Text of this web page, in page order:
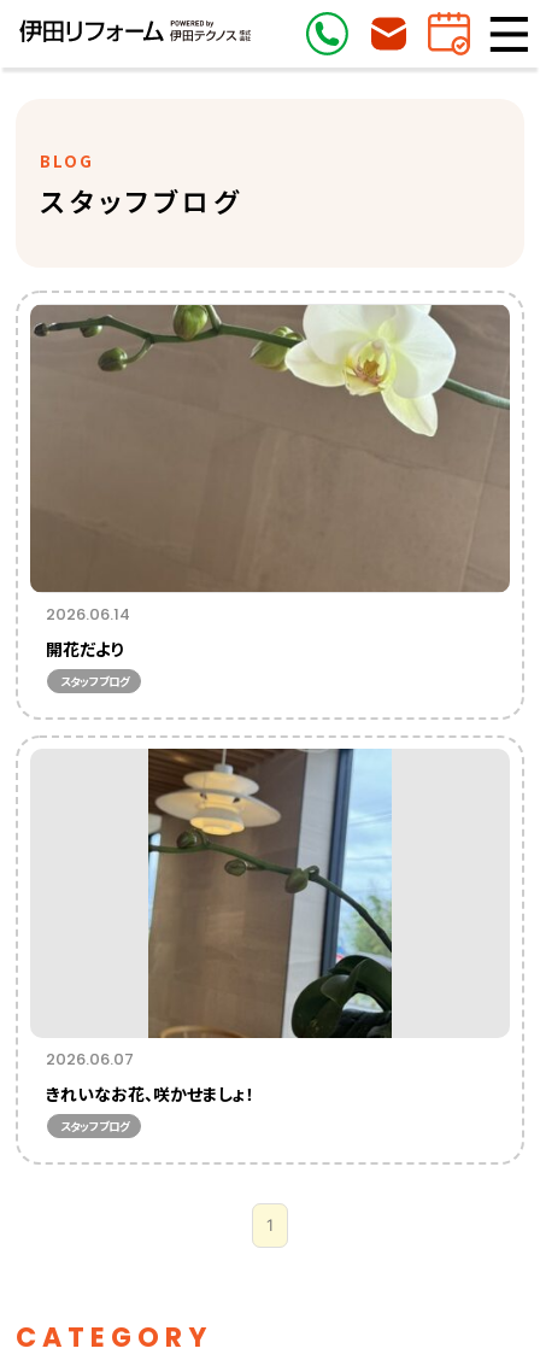
BLOG
スタッフブログ
2026.06.14
開花だより
スタッフブログ
2026.06.07
きれいなお花、咲かせましょ！
スタッフブログ
1
CATEGORY